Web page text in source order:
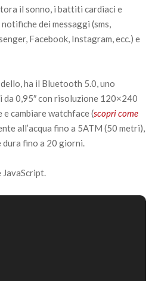
il sonno, i battiti cardiaci e
dei messaggi (sms,
Facebook, Instagram, ecc.) e
ha il Bluetooth 5.0, uno
0,95″ con risoluzione 120×240
cambiare watchface (scopri come
all’acqua fino a 5ATM (50 metri),
dura fino a 20 giorni.